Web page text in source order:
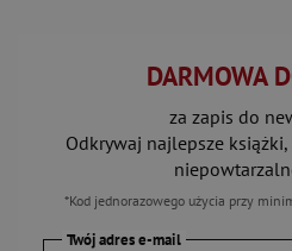
DARMOWA
za zapis do
Odkrywaj najlepsze
*Kod jednorazowego użycia przy
Twój adres e-mail